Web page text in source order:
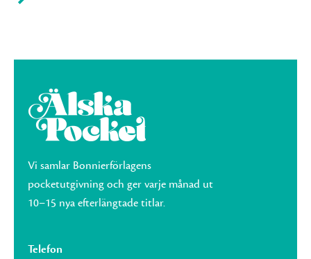
Vi samlar Bonnierförlagens
pocketutgivning och ger varje månad ut
10–15 nya efterlängtade titlar.
Telefon